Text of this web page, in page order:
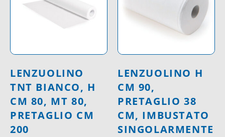
LENZUOLINO
TNT BIANCO, H
CM 80, MT 80,
PRETAGLIO CM
200
LENZUOLINO H
CM 90,
PRETAGLIO 38
CM, IMBUSTATO
SINGOLARMENTE